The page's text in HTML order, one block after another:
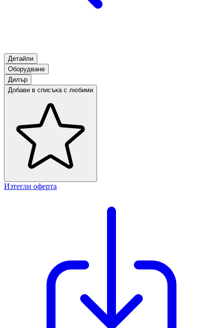
Детайли
Оборудване
Дилър
Добави в списъка с любими
Изтегли оферта